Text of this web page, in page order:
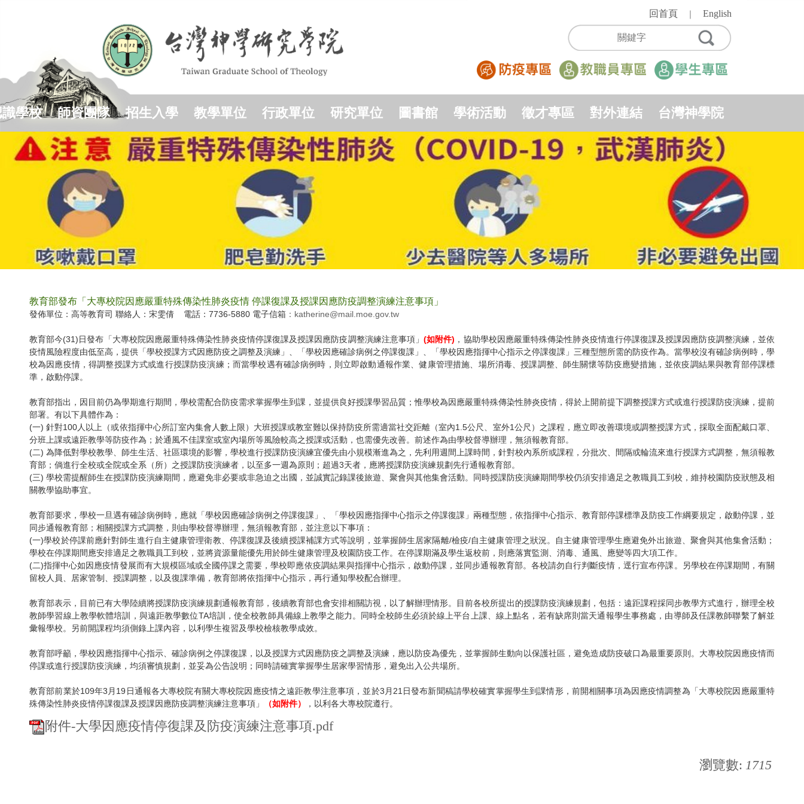
區
回首頁 ｜English
學校 師資團隊 招生入學 教學單位 行政單位 研究單位 圖書館 學術活動 徵才專區 對外連結 台灣神學院
教育部發布「大專校院因應嚴重特殊傳染性肺炎疫情 停課復課及授課因應防疫調整演練注意事項」
發佈單位：高等教育司 聯絡人：宋雯倩 電話：7736-5880 電子信箱 ：katherine@mail.moe.gov.tw
教育部今(31)日發布「大專校院因應嚴重特殊傳染性肺炎疫情停課復課及授課因應防疫調整演練注意事項」(如附件) ，協助學校因應嚴重特殊傳染性肺炎疫情進行停課復課及授課因應防疫調整演練，並依
疫情風險程度由低至高，提供「學校授課方式因應防疫之調整及演練」、「學校因應確診病例之停課復課」、「學校因應指揮中心指示之停課復課」三種型態所需的防疫作為。當學校沒有確診病例時，學
校為因應疫情，得調整授課方式或進行授課防疫演練；而當學校遇有確診病例時，則立即啟動通報作業、健康管理措施、場所消毒、授課調整、師生關懷等防疫應變措施，並依疫調結果與教育部停課標
準，啟動停課。
教育部指出，因目前仍為學期進行期間，學校需配合防疫需求掌握學生到課，並提供良好授課學習品質；惟學校為因應嚴重特殊傳染性肺炎疫情，得於上開前提下調整授課方式或進行授課防疫演練，提前
部署。有以下具體作為：
(一) 針對100人以上（或依指揮中心所訂室內集會人數上限）大班授課或教室難以保持防疫所需適當社交距離（室內1.5公尺、室外1公尺）之課程，應立即改善環境或調整授課方式，採取全面配戴口罩、
分班上課或遠距教學等防疫作為；於通風不佳課室或室內場所等風險較高之授課或活動，也需優先改善。前述作為由學校督導辦理，無須報教育部。
(二) 為降低對學校教學、師生生活、社區環境的影響，學校進行授課防疫演練宜優先由小規模漸進為之，先利用週間上課時間，針對校內系所或課程，分批次、間隔或輪流來進行授課方式調整，無須報教
育部；倘進行全校或全院或全系（所）之授課防疫演練者，以至多一週為原則；超過3天者，應將授課防疫演練規劃先行通報教育部。
(三) 學校需提醒師生在授課防疫演練期間，應避免非必要或非急迫之出國，並誠實記錄課後旅遊、聚會與其他集會活動。同時授課防疫演練期間學校仍須安排適足之教職員工到校，維持校園防疫狀態及相
關教學協助事宜。
教育部要求，學校一旦遇有確診病例時，應就「學校因應確診病例之停課復課」、「學校因應指揮中心指示之停課復課」兩種型態，依指揮中心指示、教育部停課標準及防疫工作綱要規定，啟動停課，並
同步通報教育部；相關授課方式調整，則由學校督導辦理，無須報教育部，並注意以下事項：
(一)學校於停課前應針對師生進行自主健康管理衛教、停課復課及後續授課補課方式等說明，並掌握師生居家隔離/檢疫/自主健康管理之狀況。自主健康管理學生應避免外出旅遊、聚會與其他集會活動；
學校在停課期間應安排適足之教職員工到校，並將資源量能優先用於師生健康管理及校園防疫工作。在停課期滿及學生返校前，則應落實監測、消毒、通風、應變等四大項工作。
(二)指揮中心如因應疫情發展而有大規模區域或全國停課之需要，學校即應依疫調結果與指揮中心指示，啟動停課，並同步通報教育部。各校請勿自行判斷疫情，逕行宣布停課。另學校在停課期間，有關
留校人員、居家管制、授課調整，以及復課準備，教育部將依指揮中心指示，再行通知學校配合辦理。
教育部表示，目前已有大學陸續將授課防疫演練規劃通報教育部，後續教育部也會安排相關訪視，以了解辦理情形。目前各校所提出的授課防疫演練規劃，包括：遠距課程採同步教學方式進行，辦理全校
教師學習線上教學軟體培訓，與遠距教學數位TA培訓，使全校教師具備線上教學之能力。同時全校師生必須於線上平台上課、線上點名，若有缺席則當天通報學生事務處，由導師及任課教師聯繫了解並
彙報學校。另前開課程均須側錄上課內容，以利學生複習及學校檢核教學成效。
教育部呼籲，學校因應指揮中心指示、確診病例之停課復課，以及授課方式因應防疫之調整及演練，應以防疫為優先，並掌握師生動向以保護社區，避免造成防疫破口為最重要原則。大專校院因應疫情而
停課或進行授課防疫演練，均須審慎規劃，並妥為公告說明；同時請確實掌握學生居家學習情形，避免出入公共場所。
教育部前業於109年3月19日通報各大專校院有關大專校院因應疫情之遠距教學注意事項，並於3月21日發布新聞稿請學校確實掌握學生到課情形，前開相關事項為因應疫情調整為「大專校院因應嚴重特
殊傳染性肺炎疫情停課復課及授課因應防疫調整演練注意事項」
（如附件） ，以利各大專校院遵行。
附件-大學因應疫情停復課及防疫演練注意事項.pdf
瀏覽數: 1715